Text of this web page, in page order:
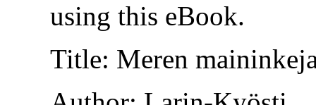
using this eBook.
Title: Meren